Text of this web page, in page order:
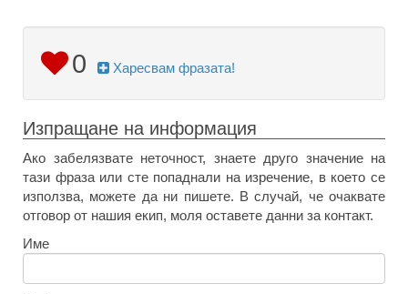
0 Харесвам фразата!
Изпращане на информация
Ако забелязвате неточност, знаете друго значение на
тази фраза или сте попаднали на изречение, в което се
използва, можете да ни пишете. В случай, че очаквате
отговор от нашия екип, моля оставете данни за контакт.
Име